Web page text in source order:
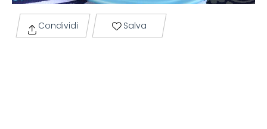
Condividi Salva